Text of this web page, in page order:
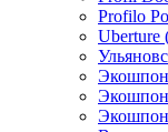
Profilo
Uberture
Экошпон
Экошпон